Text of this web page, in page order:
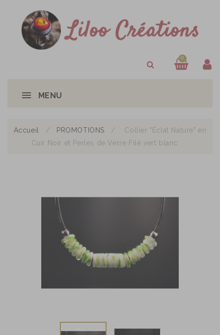
0
MENU
Accueil PROMOTIONS
Collier "Éclat Nature" en
Cuir Noir et Perles de Verre Filé vert blanc